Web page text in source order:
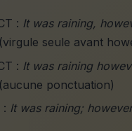
: It was raining,
(virgule seule avant
: It was raining
(aucune ponctuation)
: It was raining;